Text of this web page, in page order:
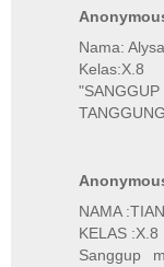
Nama:
Kelas:X.8
NAMA
KELAS :X.8
Sanggup